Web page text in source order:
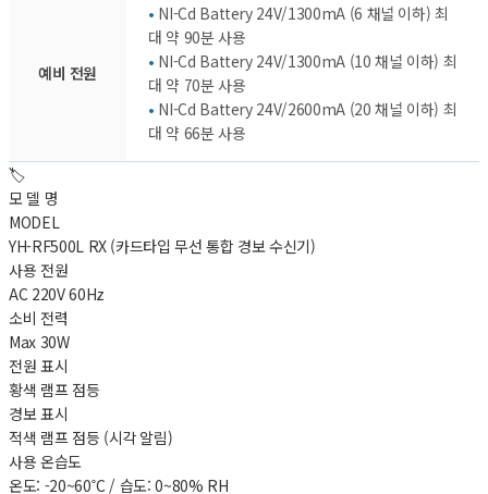
예비 전원
• NI-Cd Battery 24V/1300mA (6 채널 이하) 최
대 약 90분 사용
• NI-Cd Battery 24V/1300mA (10 채널 이하) 최
대 약 70분 사용
• NI-Cd Battery 24V/2600mA (20 채널 이하) 최
대 약 66분 사용
🏷️
모 델 명
MODEL
YH-RF500L RX (카드타입 무선 통합 경보 수신기)
사용 전원
AC 220V 60Hz
소비 전력
Max 30W
전원 표시
황색 램프 점등
경보 표시
적색 램프 점등 (시각 알림)
사용 온습도
온도: -20~60˚C / 습도: 0~80% RH